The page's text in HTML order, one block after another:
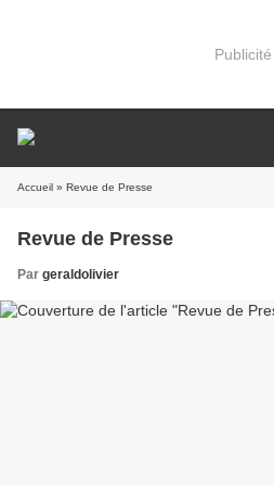
Publicité
Accueil » Revue de Presse
Revue de Presse
Par geraldolivier